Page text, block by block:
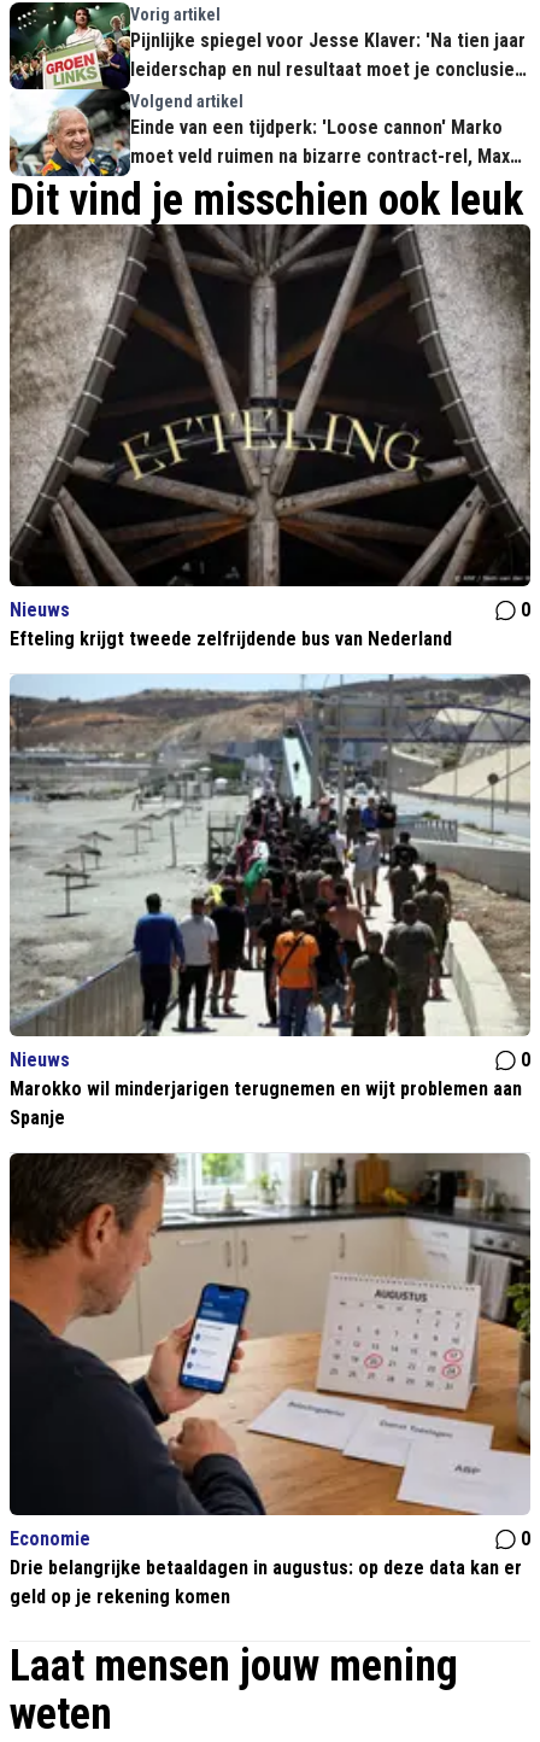
Vorig artikel
Pijnlijke spiegel voor Jesse Klaver: 'Na tien jaar
leiderschap en nul resultaat moet je conclusies
trekken'
Volgend artikel
Einde van een tijdperk: 'Loose cannon' Marko
moet veld ruimen na bizarre contract-rel, Max
staat nu alleen
Dit vind je misschien ook leuk
Nieuws
0
Efteling krijgt tweede zelfrijdende bus van Nederland
Nieuws
0
Marokko wil minderjarigen terugnemen en wijt problemen aan
Spanje
Economie
0
Drie belangrijke betaaldagen in augustus: op deze data kan er
geld op je rekening komen
Laat mensen jouw mening
weten